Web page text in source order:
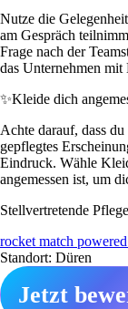
Nutze die
am Gespräch
Frage nach der
das Unternehmen mit
✨Kleide dich
Achte darauf, dass
gepflegtes
Eindruck. Wähle
angemessen ist, um
Stellvertretende
rocket match
Standort: Düren
Jetzt